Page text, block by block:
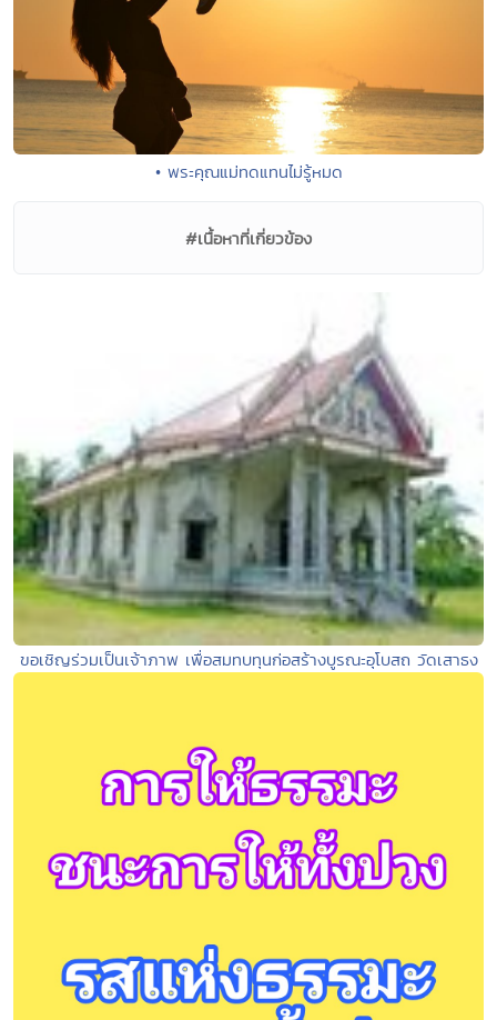
• พระคุณแม่ทดแทนไม่รู้หมด
#เนื้อหาที่เกี่ยวข้อง
ขอเชิญร่วมเป็นเจ้าภาพ เพื่อสมทบทุนก่อสร้างบูรณะอุโบสถ วัดเสาธง